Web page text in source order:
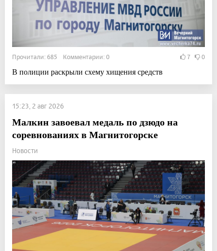
Прочитали: 685 Комментарии: 0 7 0
В полиции раскрыли схему хищения средств
15:23, 2 авг 2026
Малкин завоевал медаль по дзюдо на
соревнованиях в Магнитогорске
Новости